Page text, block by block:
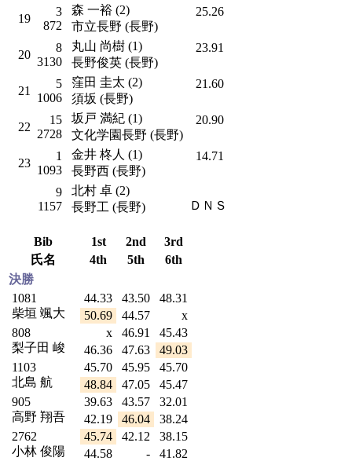
19
3
872
森 一裕 (2)
市立長野 (長野)
25.26
20
8
3130
丸山 尚樹 (1)
長野俊英 (長野)
23.91
21
5
1006
窪田 圭太 (2)
須坂 (長野)
21.60
22
15
2728
坂戸 満紀 (1)
文化学園長野 (長野)
20.90
23
1
1093
金井 柊人 (1)
長野西 (長野)
14.71
9
1157
北村 卓 (2)
長野工 (長野)
ＤＮＳ
Bib 1st 2nd
3rd
氏名
4th 5th
6th
決勝
1081
柴垣 颯大
44.33 43.50
48.31
50.69
44.57
x
808
梨子田 峻
x 46.91
45.43
46.36
47.63
49.03
1103
北島 航
45.70 45.95
45.70
48.84
47.05
45.47
905
高野 翔吾
39.63 43.57
32.01
42.19
46.04
38.24
2762
小林 俊陽
45.74 42.12
38.15
44.58
-
41.82